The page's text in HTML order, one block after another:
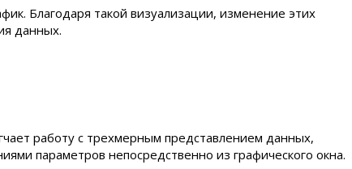
Благодаря такой визуализации, изменение этих
данных.
работу с трехмерным представлением данных,
параметров непосредственно из графического окна.